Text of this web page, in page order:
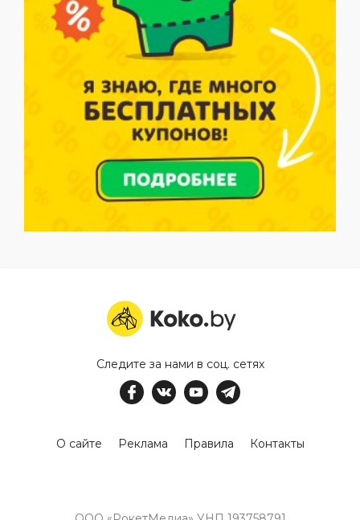
Следите за нами в соц. сетях
О сайте Реклама Правила Контакты